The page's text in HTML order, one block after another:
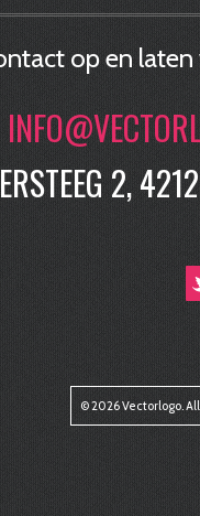
op en
2,
© 2026 Vectorlogo.